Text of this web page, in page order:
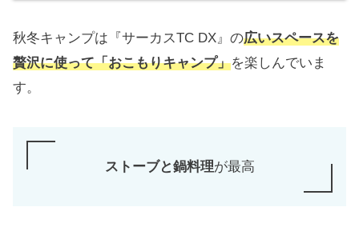
秋冬キャンプは『サーカスTC DX』の広いスペースを
贅沢に使って「おこもりキャンプ」を楽しんでいま
す。
ストーブと鍋料理が最高